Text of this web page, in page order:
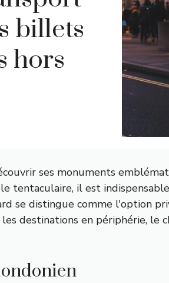
billets
hors
ses monuments
tentaculaire, il est
se distingue comme l'option
destinations en périphérie, le